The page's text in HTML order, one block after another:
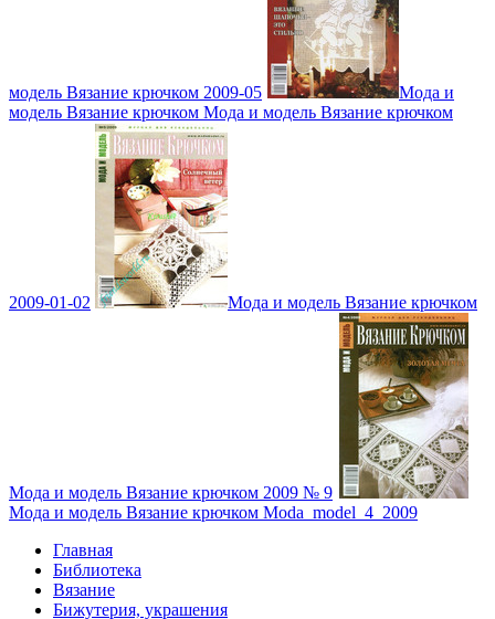
модель Вязание крючком 2009-05
Мода и
модель Вязание крючком Мода и модель Вязание крючком
2009-01-02 Мода и модель Вязание крючком
Мода и модель Вязание крючком 2009 № 9
Мода и модель Вязание крючком Moda_model_4_2009
Главная
Библиотека
Вязание
Бижутерия, украшения